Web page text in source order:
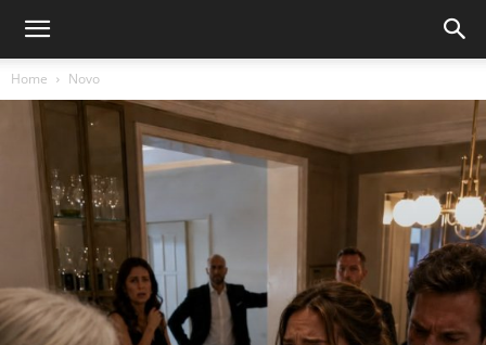
Home Novo